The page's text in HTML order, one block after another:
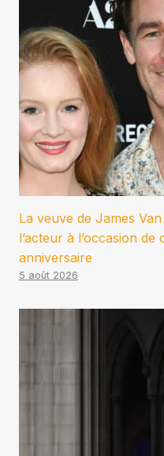
La veuve de James
l’acteur à l’occasion
anniversaire
5 août 2026